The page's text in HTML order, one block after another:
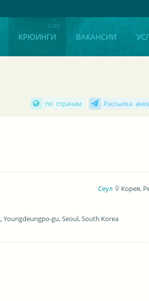
КРЮИНГИ ВАКАНСИИ
по странам Рассылка
Сеул Корея,
gu, Seoul, South Korea